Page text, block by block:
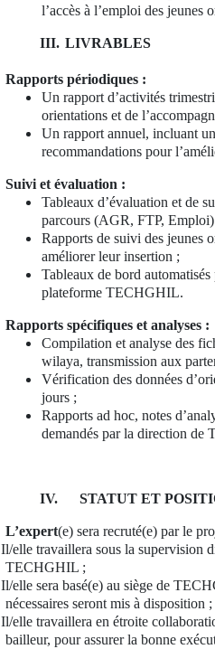
l’accès à l’emploi des jeunes
III. LIVRABLES
Rapports périodiques :
Un rapport d’activités
orientations et de
Un rapport annuel, incluant
recommandations pour
Suivi et évaluation :
Tableaux d’évaluation et de
parcours (AGR, FTP,
Rapports de suivi des jeunes
améliorer leur insertion ;
Tableaux de bord
plateforme TECHGHIL.
Rapports spécifiques et analyses :
Compilation et analyse des
wilaya, transmission aux
Vérification des données
jours ;
Rapports ad hoc, notes
demandés par la direction de
IV. STATUT ET
L’expert(e) sera recruté(e) par le
Il/elle travaillera sous la supervision
TECHGHIL ;
Il/elle sera basé(e) au siège de
nécessaires seront mis à disposition ;
Il/elle travaillera en étroite
bailleur, pour assurer la bonne